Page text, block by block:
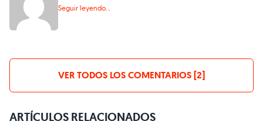
Seguir leyendo...
VER TODOS LOS COMENTARIOS [2]
ARTÍCULOS RELACIONADOS